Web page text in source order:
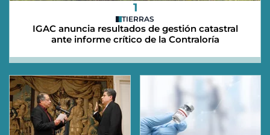
1
TIERRAS
IGAC anuncia resultados de gestión catastral
ante informe crítico de la Contraloría